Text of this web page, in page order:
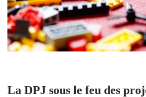
La DPJ sous le feu des